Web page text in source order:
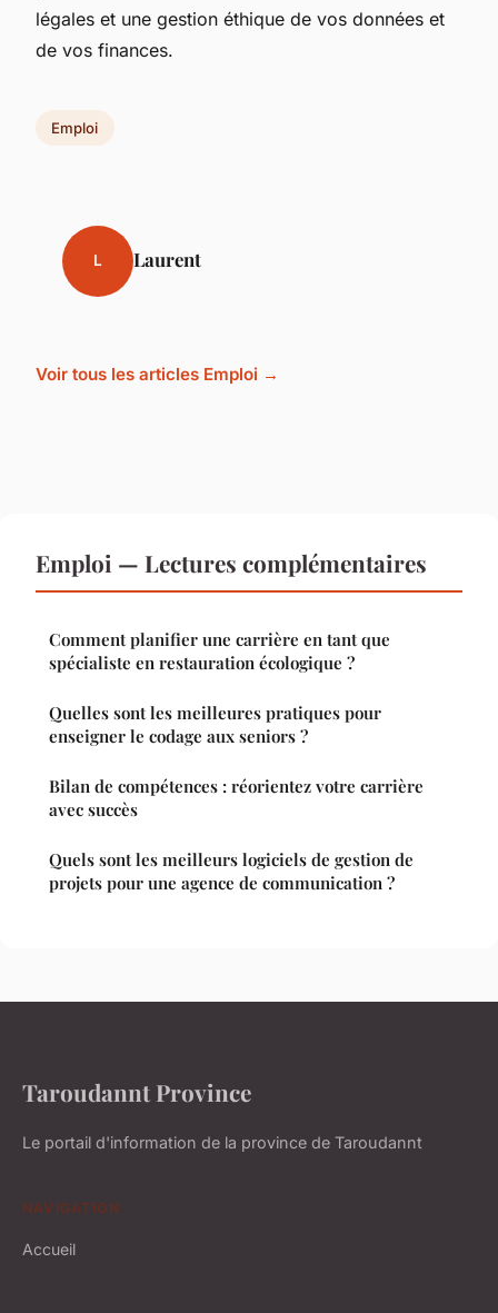
légales et une gestion éthique de vos données et
de vos finances.
Emploi
L Laurent
Voir tous les articles Emploi →
Emploi — Lectures complémentaires
Comment planifier une carrière en tant que
spécialiste en restauration écologique ?
Quelles sont les meilleures pratiques pour
enseigner le codage aux seniors ?
Bilan de compétences : réorientez votre carrière
avec succès
Quels sont les meilleurs logiciels de gestion de
projets pour une agence de communication ?
Taroudannt Province
Le portail d'information de la province de Taroudannt
NAVIGATION
Accueil